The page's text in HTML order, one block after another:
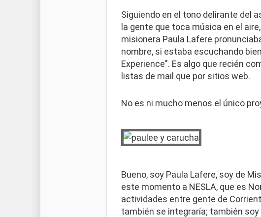
Siguiendo en el tono delirante del
la gente que toca música en el
misionera Paula Lafere
nombre, si estaba escuchando
Experience". Es algo que recién
listas de mail que por sitios web.
No es ni mucho menos el único
Bueno, soy Paula Lafere, soy de
este momento a NESLA, que es
actividades entre gente de
también se integraría; también